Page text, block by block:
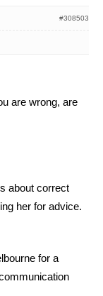
#308503
are wrong, are
about correct
her for advice.
for a